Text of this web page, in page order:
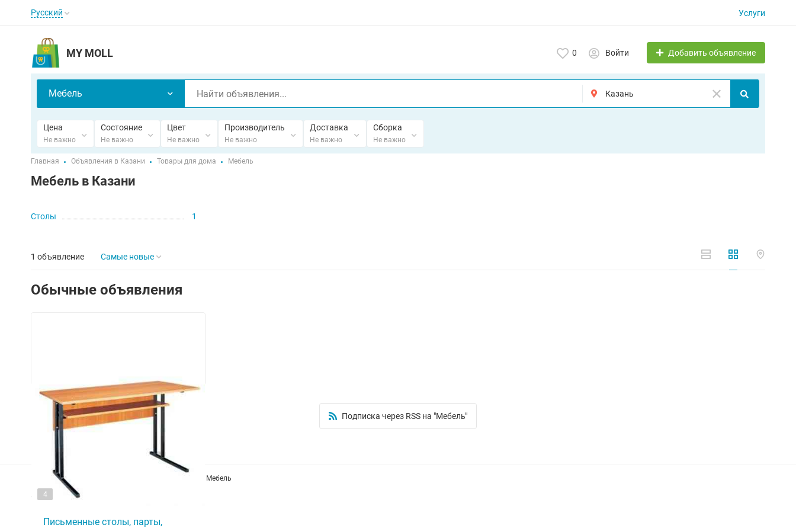
Русский Услуги
MY MOLL 0 Войти Добавить объявление
Мебель
Цена
Не важно
Состояние
Не важно
Цвет
Не важно
Производитель
Не важно
Доставка
Не важно
Сборка
Не важно
Главная Объявления в Казани Товары для дома Мебель
Мебель в Казани
Столы 1
1 объявление Самые новые
Обычные объявления
4
Письменные столы, парты,
Подписка через RSS на "Мебель"
Главные рубрики в Казани Мебель
Татарстан